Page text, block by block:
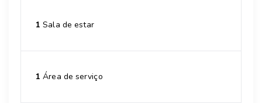
1 Sala de estar
1 Área de serviço